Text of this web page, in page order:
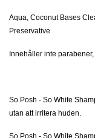
Aqua, Coconut Bases
Preservative
Innehåller inte
So Posh - So White
utan att irritera huden.
So Posh - So White